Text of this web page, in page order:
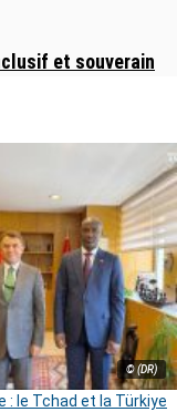
et souverain
© (DR)
: le Tchad et la Türkiye